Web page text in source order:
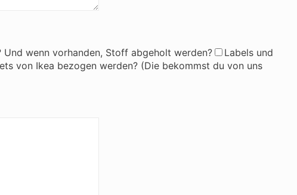
wenn vorhanden, Stoff abgeholt werden?
Labels und
von Ikea bezogen werden? (Die bekommst du von uns